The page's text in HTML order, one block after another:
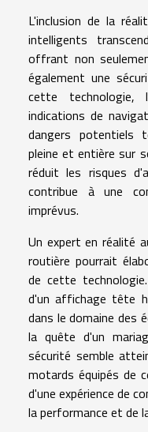
L'inclusion de la
intelligents
offrant non
également une
cette
indications de
dangers potentiels
pleine et entière sur
réduit les risques
contribue à une
imprévus.
Un expert en réalité
routière pourrait
de cette
d'un affichage tête
dans le domaine des
la quête d'un
sécurité semble
motards équipés de
d'une expérience de
la performance et de